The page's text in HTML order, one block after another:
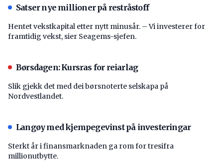
Satser nye millioner på restråstoff
Hentet vekstkapital etter nytt minusår. – Vi investerer for
framtidig vekst, sier Seagems-sjefen.
Børsdagen: Kursras for reiarlag
Slik gjekk det med dei børsnoterte selskapa på
Nordvestlandet.
Langøy med kjempegevinst på investeringar
Sterkt år i finansmarknaden ga rom for tresifra
millionutbytte.